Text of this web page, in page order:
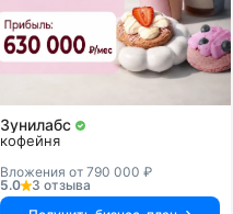
Зунилабс
кофейня
Вложения от 790 000 ₽
5.0
3 отзыва